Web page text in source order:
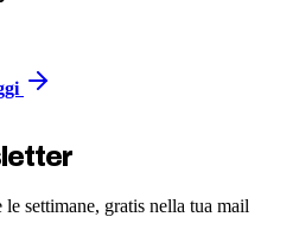
settimane, gratis nella tua mail